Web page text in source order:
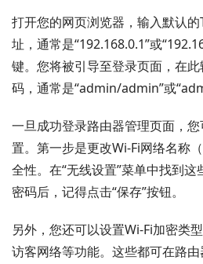
打开您的网页浏览器，输入默认
址，通常是“192.168.0.1”或
键。您将被引导至登录页面，在
码，通常是“admin/admin”或
一旦成功登录路由器管理页面，
置。第一步是更改Wi-Fi网络名称
全性。在“无线设置”菜单中找到
密码后，记得点击“保存”按钮。
另外，您还可以设置Wi-Fi加密类
访客网络等功能。这些都可在路